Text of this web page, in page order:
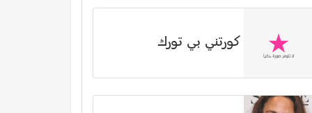
كورتني بي تورك